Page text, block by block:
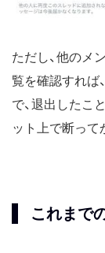
ただし、他のメ
覧を確認すれば
で、退出したこ
ット上で断って
これまで